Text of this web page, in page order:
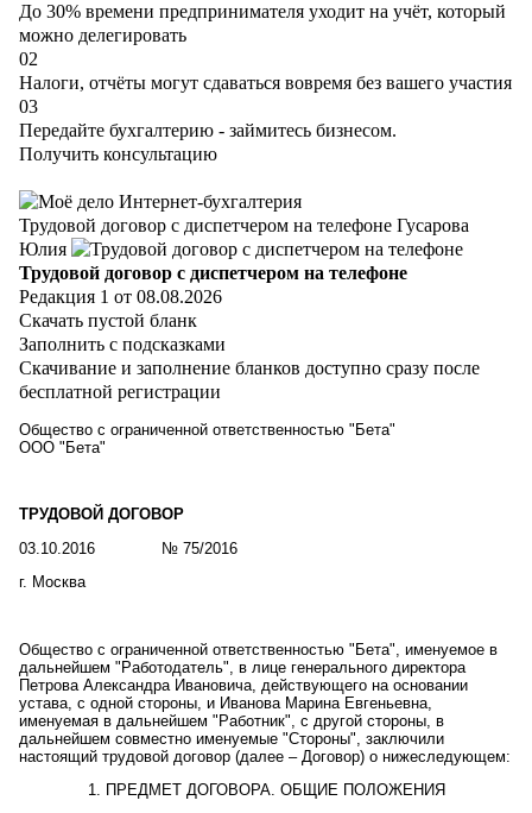
До 30% времени предпринимателя уходит на учёт, который
можно делегировать
02
Налоги, отчёты могут сдаваться вовремя без вашего участия
03
Передайте бухгалтерию - займитесь бизнесом.
Получить консультацию
Трудовой договор с диспетчером на телефоне Гусарова
Юлия
Трудовой договор с диспетчером на телефоне
Редакция 1 от 08.08.2026
Скачать пустой бланк
Заполнить с подсказками
Скачивание и заполнение бланков доступно сразу после
бесплатной регистрации
Общество с ограниченной ответственностью "Бета"
ООО "Бета"
ТРУДОВОЙ ДОГОВОР
03.10.2016
№ 75/2016
г. Москва
Общество с ограниченной ответственностью "Бета" , именуемое в
дальнейшем "Работодатель", в лице генерального директора
Петрова Александра Ивановича , действующего на основании
устава , с одной стороны, и Иванова Марина Евгеньевна
именуемая в дальнейшем "Работник", с другой стороны, в
дальнейшем совместно именуемые "Стороны", заключили
настоящий трудовой договор (далее – Договор) о нижеследующем:
1. ПРЕДМЕТ ДОГОВОРА. ОБЩИЕ ПОЛОЖЕНИЯ